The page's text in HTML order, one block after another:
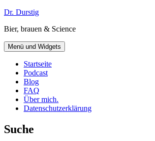
Zum
springen
Dr. Durstig
Bier, brauen & Science
Menü und Widgets
Startseite
Podcast
Blog
FAQ
Über mich.
Datenschutzerklärung
Suche